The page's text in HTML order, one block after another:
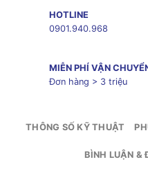
HOTLINE
0901.940.968
MIỄN PHÍ VẬN
Đơn hàng > 3 triệu
THÔNG SỐ KỸ THUẬT
BÌNH LUẬN &